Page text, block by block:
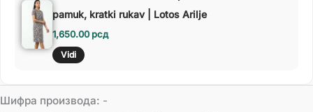
pamuk, kratki rukav | Lotos Arilje
1,650.00рсд
Vidi
Шифра производа: -